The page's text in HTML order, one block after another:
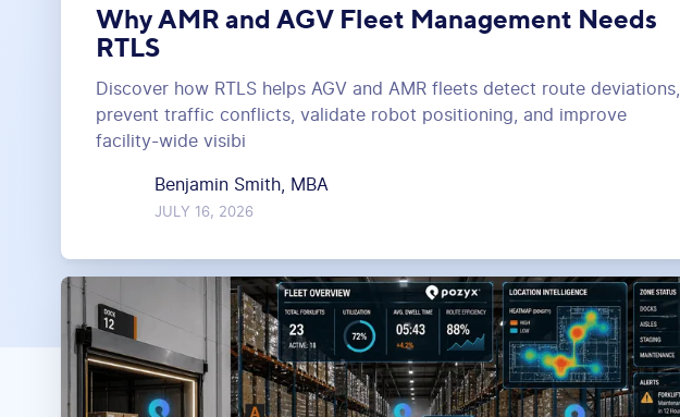
Why AMR and AGV Fleet Management Needs
RTLS
Discover how RTLS helps AGV and AMR fleets detect route deviations,
prevent traffic conflicts, validate robot positioning, and improve
facility-wide visibi
Benjamin Smith, MBA
JULY 16, 2026